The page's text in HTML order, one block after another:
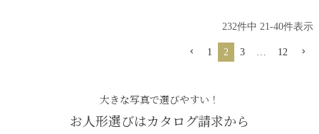
232件中 21-40件表示
1 2 3 12
大きな写真で選びやすい！
お人形選びはカタログ請求から